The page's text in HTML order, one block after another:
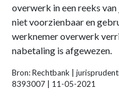
overwerk in een reeks
niet voorzienbaar en
werknemer overwerk
nabetaling is afgewezen.
Bron: Rechtbank |
8393007 | 11-05-2021